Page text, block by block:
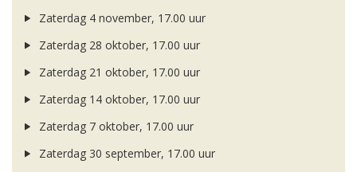
Zaterdag 4 november, 17.00 uur
Zaterdag 28 oktober, 17.00 uur
Zaterdag 21 oktober, 17.00 uur
Zaterdag 14 oktober, 17.00 uur
Zaterdag 7 oktober, 17.00 uur
Zaterdag 30 september, 17.00 uur